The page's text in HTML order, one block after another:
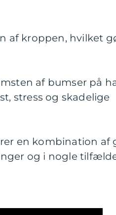
af kroppen, hvilket
af bumser på
stress og skadelige
en kombination af
og i nogle